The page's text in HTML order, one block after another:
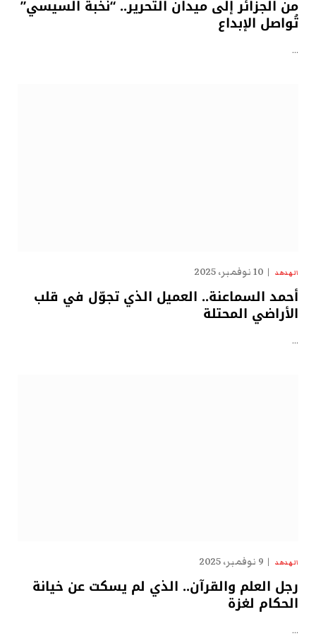
من الجزائر إلى ميدان التحرير.. “نُخبة السيسي”
تُواصل الإبداع
…
الهدهد 10 نوفمبر، 2025
أحمد السماعنة.. العميل الذي تجوّل في قلب
الأراضي المحتلة
…
الهدهد 9 نوفمبر، 2025
رجل العلم والقرآن.. الذي لم يسكت عن خيانة
الحكام لغزة
…